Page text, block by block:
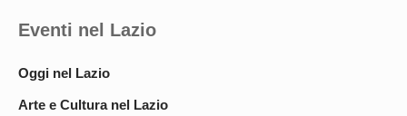
Eventi nel Lazio
Oggi nel Lazio
Arte e Cultura nel Lazio